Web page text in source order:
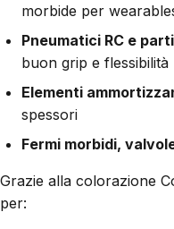
morbide per
Pneumatici RC e
buon grip e flessibilità
Elementi
spessori
Fermi morbidi,
Grazie alla colorazione
per: